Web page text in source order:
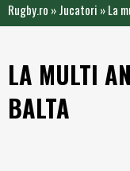
Rugby.ro »Jucatori »La
LA MULTI
BALTA